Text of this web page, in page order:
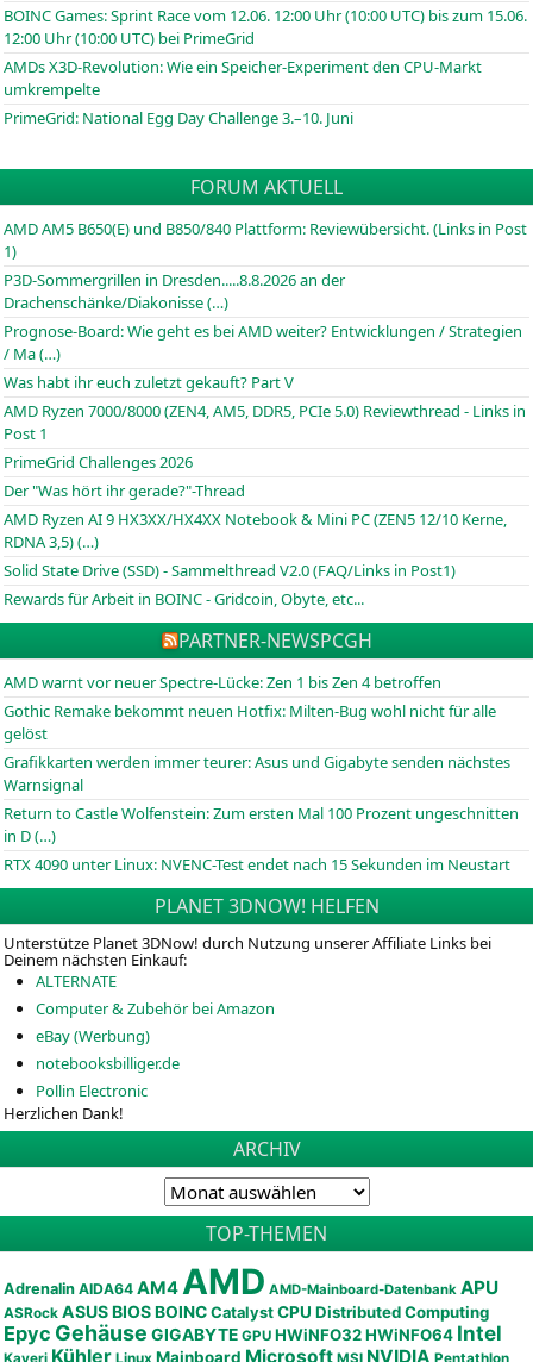
BOINCGames: Sprint Race vom 12.06. 12:00 Uhr (10:00 UTC) bis zum 15.06.
12:00 Uhr (10:00 UTC) bei PrimeGrid
AMDs X3D-Revolution: Wie ein Speicher-Experiment den CPU-Markt
umkrempelte
PrimeGrid: National Egg Day Challenge 3.–10. Juni
FORUM AKTUELL
AMD AM5 B650(E) und B850/840 Plattform: Reviewübersicht. (Links in Post
1)
P3D-Sommergrillen in Dresden.....8.8.2026 an der
Drachenschänke/Diakonisse (…)
Prognose-Board: Wie geht es bei AMD weiter? Entwicklungen / Strategien
/ Ma (…)
Was habt ihr euch zuletzt gekauft? Part V
AMD Ryzen 7000/8000 (ZEN4, AM5, DDR5, PCIe 5.0) Reviewthread - Links in
Post 1
PrimeGrid Challenges 2026
Der "Was hört ihr gerade?"-Thread
AMD Ryzen AI 9 HX3XX/HX4XX Notebook & Mini PC (ZEN5 12/10 Kerne,
RDNA 3,5) (…)
Solid State Drive (SSD) - Sammelthread V2.0 (FAQ/Links in Post1)
Rewards für Arbeit in BOINC - Gridcoin, Obyte, etc...
PARTNER-NEWSPCGH
AMD warnt vor neuer Spectre-Lücke: Zen 1 bis Zen 4 betroffen
Gothic Remake bekommt neuen Hotfix: Milten-Bug wohl nicht für alle
gelöst
Grafikkarten werden immer teurer: Asus und Gigabyte senden nächstes
Warnsignal
Return to Castle Wolfenstein: Zum ersten Mal 100 Prozent ungeschnitten
in D (…)
RTX 4090 unter Linux: NVENC-Test endet nach 15 Sekunden im Neustart
PLANET 3DNOW! HELFEN
Unterstütze Planet 3DNow! durch Nutzung unserer Affiliate Links bei
Deinem nächsten Einkauf:
ALTERNATE
Computer & Zubehör bei Amazon
eBay (Werbung)
notebooksbilliger.de
Pollin Electronic
Herzlichen Dank!
ARCHIV
TOP-THEMEN
Adrenalin AIDA64 AM4AMD AMD-Mainboard-Datenbank APU
ASRock ASUSBIOSBOINC Catalyst CPU Distributed Computing
Epyc Gehäuse GIGABYTE GPU HWiNFO32HWiNFO64 Intel
Kühler Mainboard Microsoft NVIDIA